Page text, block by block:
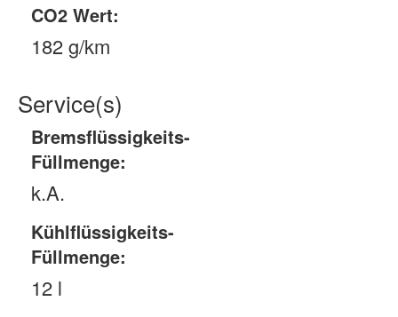
CO2 Wert:
182 g/km
Service(s)
Bremsflüssigkeits-
Füllmenge:
k.A.
Kühlflüssigkeits-
Füllmenge:
12 l